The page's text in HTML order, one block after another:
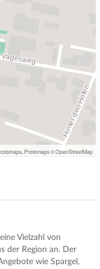
Protomaps©OpenStreetMap
Vielzahl von
der Region an. Der
wie Spargel,